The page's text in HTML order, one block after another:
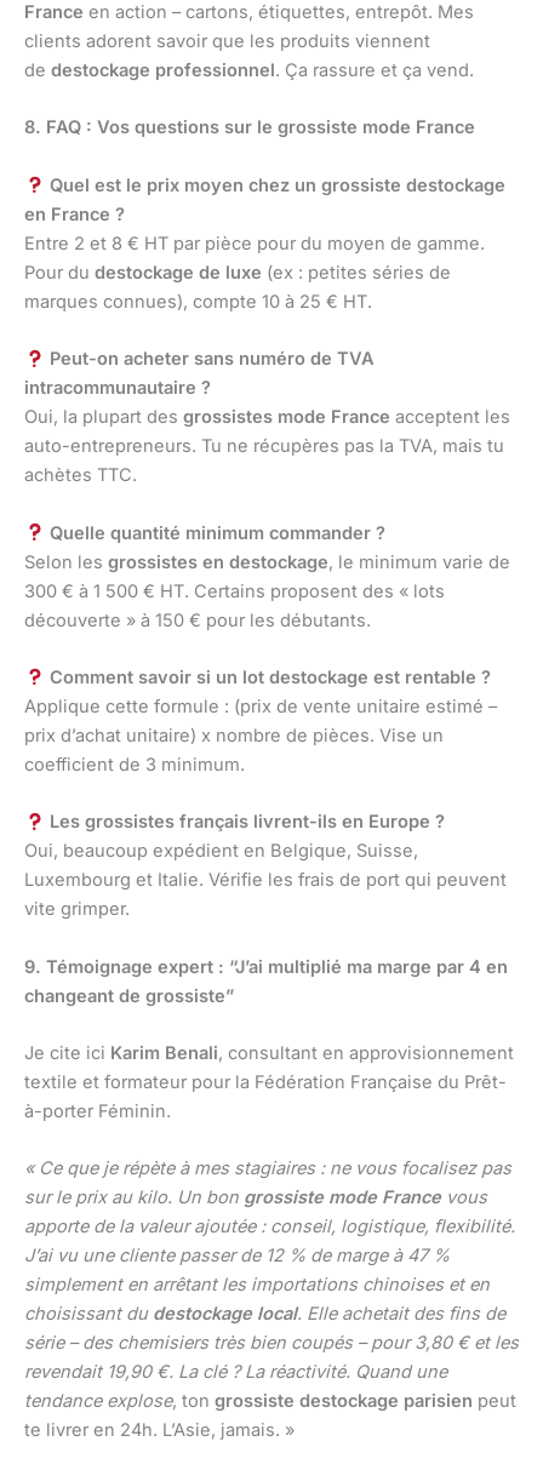
France en action – cartons, étiquettes, entrepôt. Mes
clients adorent savoir que les produits viennent
de destockage professionnel. Ça rassure et ça vend.
8. FAQ : Vos questions sur le grossiste mode France
Quel est le prix moyen chez un grossiste destockage
en France ?
Entre 2 et 8 € HT par pièce pour du moyen de gamme.
Pour du destockage de luxe (ex : petites séries de
marques connues), compte 10 à 25 € HT.
Peut-on acheter sans numéro de TVA
intracommunautaire ?
Oui, la plupart des grossistes mode France acceptent les
auto-entrepreneurs. Tu ne récupères pas la TVA, mais tu
achètes TTC.
Quelle quantité minimum commander ?
Selon les grossistes en destockage, le minimum varie de
300 € à 1 500 € HT. Certains proposent des « lots
découverte » à 150 € pour les débutants.
Comment savoir si un lot destockage est rentable ?
Applique cette formule : (prix de vente unitaire estimé –
prix d’achat unitaire) x nombre de pièces. Vise un
coefficient de 3 minimum.
Les grossistes français livrent-ils en Europe ?
Oui, beaucoup expédient en Belgique, Suisse,
Luxembourg et Italie. Vérifie les frais de port qui peuvent
vite grimper.
9. Témoignage expert : “J’ai multiplié ma marge par 4 en
changeant de grossiste”
Je cite ici Karim Benali, consultant en approvisionnement
textile et formateur pour la Fédération Française du Prêt-
à-porter Féminin.
« Ce que je répète à mes stagiaires : ne vous focalisez pas
sur le prix au kilo. Un bon grossiste mode Francevous
apporte de la valeur ajoutée : conseil, logistique, flexibilité.
J’ai vu une cliente passer de 12 % de marge à 47 %
simplement en arrêtant les importations chinoises et en
choisissant du destockage local. Elle achetait des fins de
série – des chemisiers très bien coupés – pour 3,80 € et les
revendait 19,90 €. La clé ? La réactivité. Quand une
tendance explose, ton grossiste destockage parisien peut
te livrer en 24h. L’Asie, jamais. »